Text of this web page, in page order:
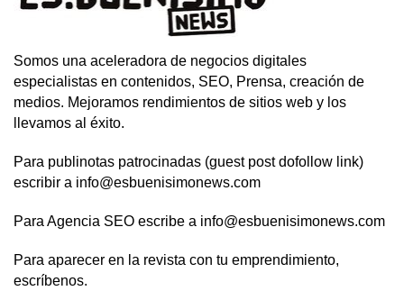
Somos una aceleradora de negocios digitales
especialistas en contenidos, SEO, Prensa, creación de
medios. Mejoramos rendimientos de sitios web y los
llevamos al éxito.
Para publinotas patrocinadas (guest post dofollow link)
escribir a info@esbuenisimonews.com
Para Agencia SEO escribe a info@esbuenisimonews.com
Para aparecer en la revista con tu emprendimiento,
escríbenos.